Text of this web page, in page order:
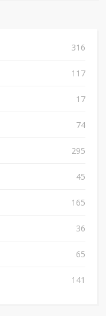
316
117
17
74
295
45
165
36
65
141